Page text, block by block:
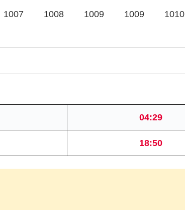
1007 1008 1009 1009 1010
04:29
18:50